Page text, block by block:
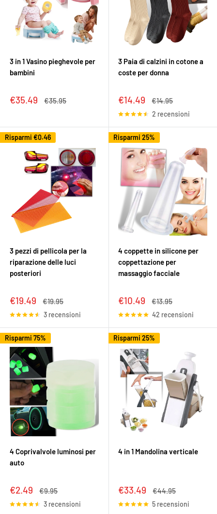
3 in 1 Vasino pieghevole per
bambini
Prezzo
€35.49 Prezzo
€35.95
3 Paia di calzini in cotone a
coste per donna
Prezzo
scontato
€14.49 Prezzo
€14.95
2 recensioni
Risparmi €0.46
3 pezzi di pellicola per la
riparazione delle luci
posteriori
Prezzo
scontato
€19.49 Prezzo
€19.95
3 recensioni
Risparmi 25%
4 coppette in silicone per
coppettazione per
massaggio facciale
Prezzo
scontato
€10.49 Prezzo
€13.95
42 recensioni
Risparmi 75%
4 Coprivalvole luminosi per
auto
Prezzo
scontato
€2.49 Prezzo
€9.95
3 recensioni
Risparmi 25%
4 in 1 Mandolina verticale
Prezzo
scontato
€33.49 Prezzo
€44.95
5 recensioni